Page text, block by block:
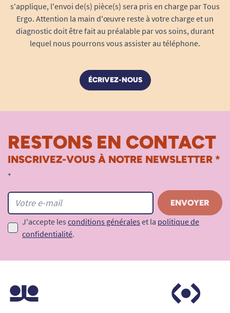
s'applique, l'envoi de(s) pièce(s) sera pris en charge par Tous
Ergo. Attention la main d'œuvre reste à votre charge et un
diagnostic doit être fait au préalable par vos soins, durant
lequel nous pourrons vous assister au téléphone.
ÉCRIVEZ-NOUS
RESTONS EN CONTACT
INSCRIVEZ-VOUS À NOTRE NEWSLETTER *
*
J'accepte les conditions générales et la politique de
confidentialité.